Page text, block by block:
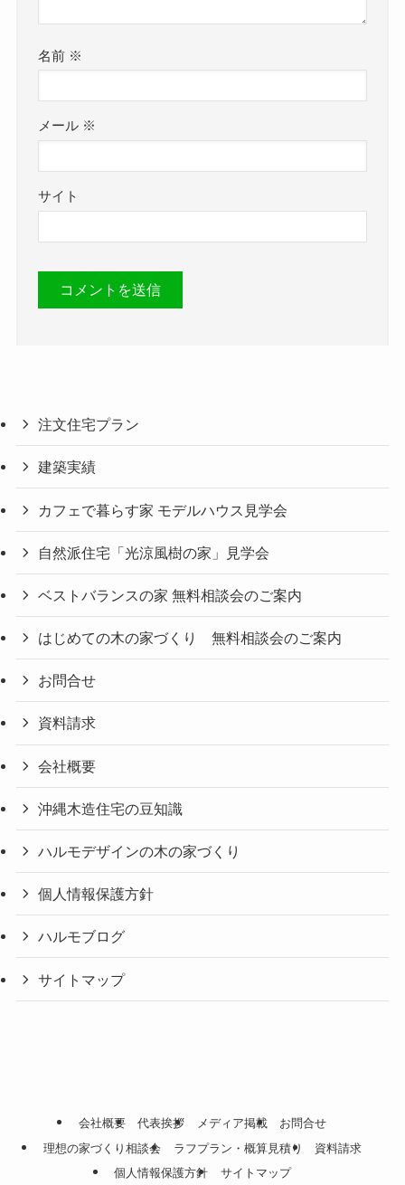
名前 ※
メール ※
サイト
注文住宅プラン
建築実績
カフェで暮らす家 モデルハウス見学会
自然派住宅「光涼風樹の家」見学会
ベストバランスの家 無料相談会のご案内
はじめての木の家づくり 無料相談会のご案内
お問合せ
資料請求
会社概要
沖縄木造住宅の豆知識
ハルモデザインの木の家づくり
個人情報保護方針
ハルモブログ
サイトマップ
会社概要 代表挨拶 メディア掲載
お問合せ
理想の家づくり相談会
ラフプラン・概算見積り
資料請求
個人情報保護方針
サイトマップ